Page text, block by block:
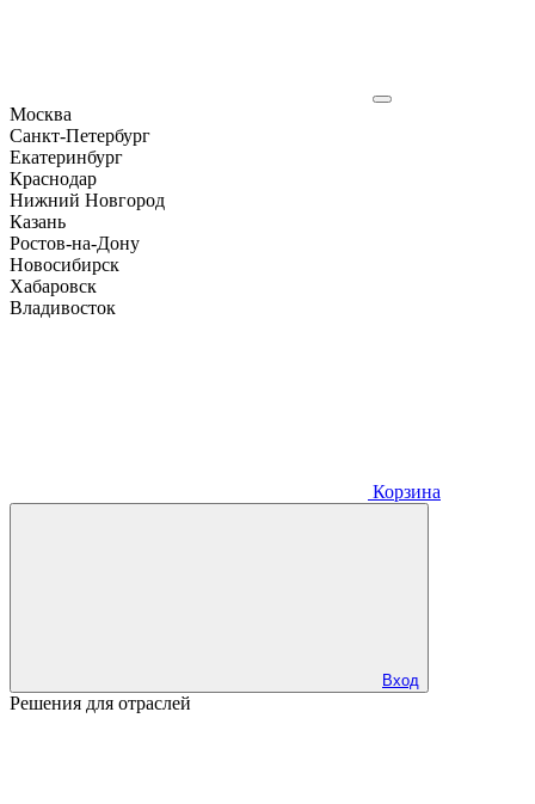
Москва
Санкт-Петербург
Екатеринбург
Краснодар
Нижний Новгород
Казань
Ростов-на-Дону
Новосибирск
Хабаровск
Владивосток
Корзина
Вход
Решения для отраслей